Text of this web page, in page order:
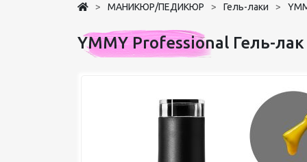
НАРАЩИВАНИЕ РЕСНИЦ
ШУГАРИНГ/ДЕПИЛЯЦИЯ
АКСЕССУАРЫ
БРЕНДЫ
МАНИКЮР/ПЕДИКЮР Гель-лаки
YMMY Professional Гель-